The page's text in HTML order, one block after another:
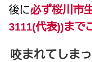
後に必ず桜川市
3111(代表))まで
咬まれてしま